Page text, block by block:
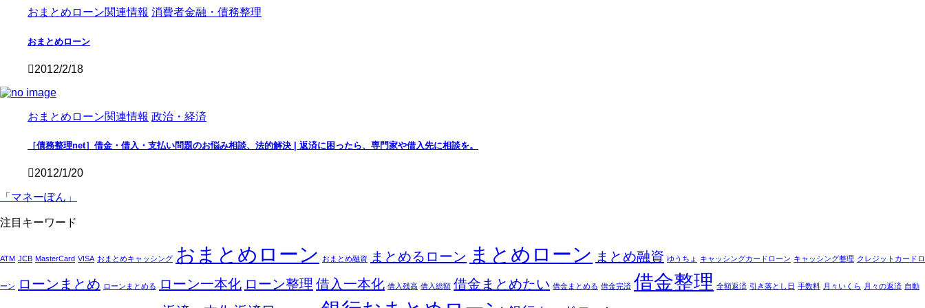
おまとめローン関連情報 消費者金融・債務整理
おまとめローン
2012/2/18
おまとめローン関連情報 政治・経済
［債務整理net］借金・借入・支払い問題のお悩み相談、法的解決 | 返済に困ったら、専門家や借入先に相談を。
2012/1/20
「マネーぽん」
注目キーワード
ATM JCB MasterCard VISA おまとめキャッシング おまとめローン おまとめ融資 まとめるローン まとめローン まとめ融資 ゆうちょ キャッシングカードローン キャッシング整理 クレジットカードロ
ーン ローンまとめ ローンまとめる ローン一本化 ローン整理 借入一本化 借入残高 借入総額 借金まとめたい 借金まとめる 借金完済 借金整理 全額返済 引き落とし日 手数料 月々いくら 月々の返済 自動